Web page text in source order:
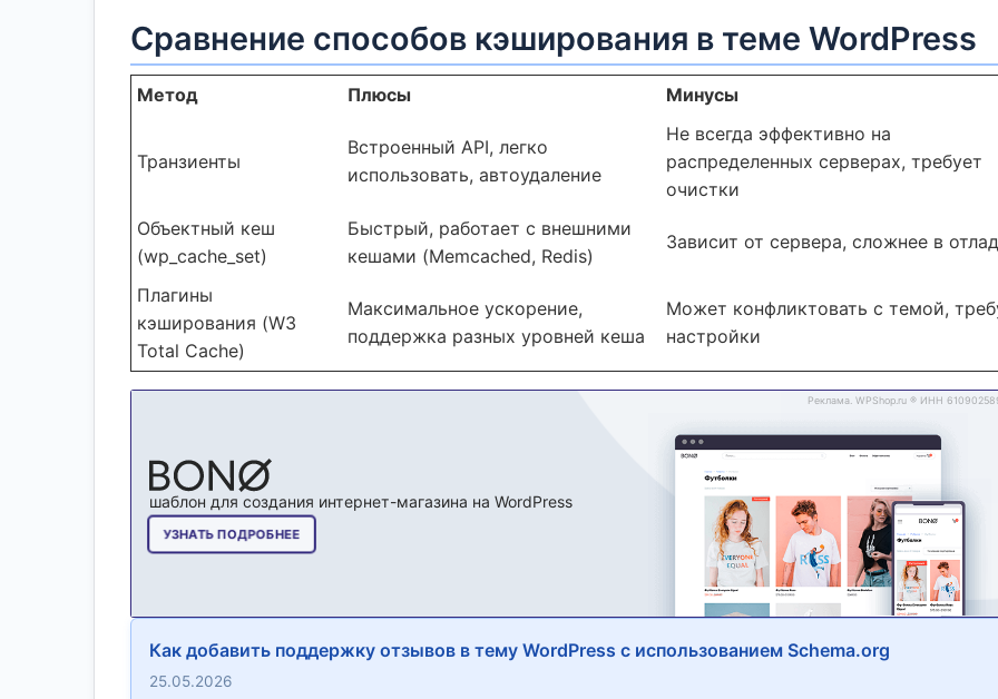
Сравнение способов кэширования в теме WordPress
Метод Плюсы Минусы
Транзиенты
Встроенный API, легко
использовать, автоудаление
Не всегда эффективно на
распределенных серверах, требует
очистки
Объектный кеш
(wp_cache_set)
Быстрый, работает с внешними
кешами (Memcached, Redis)
Зависит от сервера, сложнее в
Плагины
кэширования (W3
Total Cache)
Максимальное ускорение,
поддержка разных уровней кеша
Может конфликтовать с темой,
настройки
Как добавить поддержку отзывов в тему WordPress с использованием Schema.org
25.05.2026